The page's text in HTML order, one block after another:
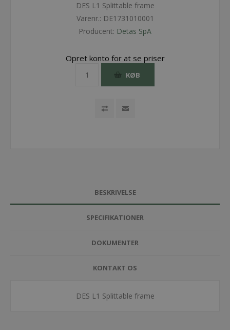
DES L1 Splittable frame
Varenr.: DE1731010001
Producent: Detas SpA
Opret konto for at se priser
KØB
BESKRIVELSE
SPECIFIKATIONER
DOKUMENTER
KONTAKT OS
DES L1 Splittable frame